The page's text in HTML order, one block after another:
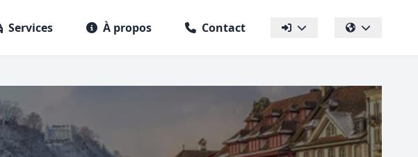
Services À propos Contact